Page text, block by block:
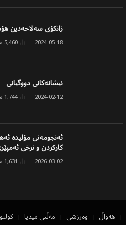
زانکۆی سەلاحەدین
2024-05-18
5,460
نیشانەکانی دووگیانی
2024-02-12
1,744
ئەنجومەنی مۆلیدە
کارکردن و نرخی
2026-03-02
1,631
هەواڵ وەرزشی مەڵتی میدیا